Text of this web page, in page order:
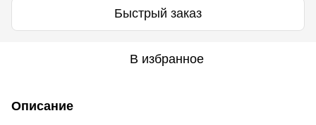
Быстрый заказ
В избранное
Описание